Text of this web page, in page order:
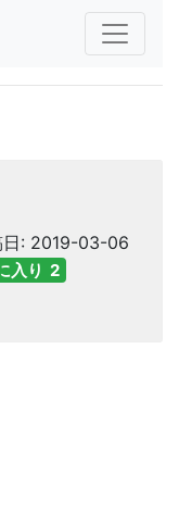
日: 2019-03-06
入り 2